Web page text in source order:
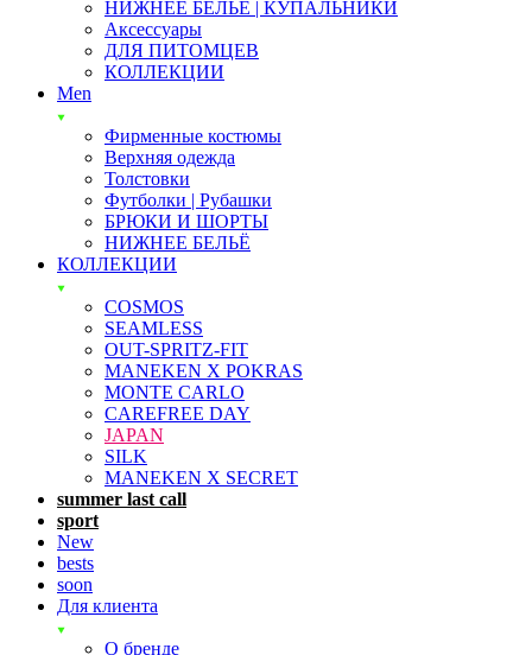
НИЖНЕЕ БЕЛЬЁ | КУПАЛЬНИКИ
Аксессуары
ДЛЯ ПИТОМЦЕВ
КОЛЛЕКЦИИ
Men
Фирменные костюмы
Верхняя одежда
Толстовки
Футболки | Рубашки
БРЮКИ И ШОРТЫ
НИЖНЕЕ БЕЛЬЁ
КОЛЛЕКЦИИ
COSMOS
SEAMLESS
OUT-SPRITZ-FIT
MANEKEN X POKRAS
MONTE CARLO
CAREFREE DAY
JAPAN
SILK
MANEKEN X SECRET
summer last call
sport
New
bests
soon
Для клиента
О бренде